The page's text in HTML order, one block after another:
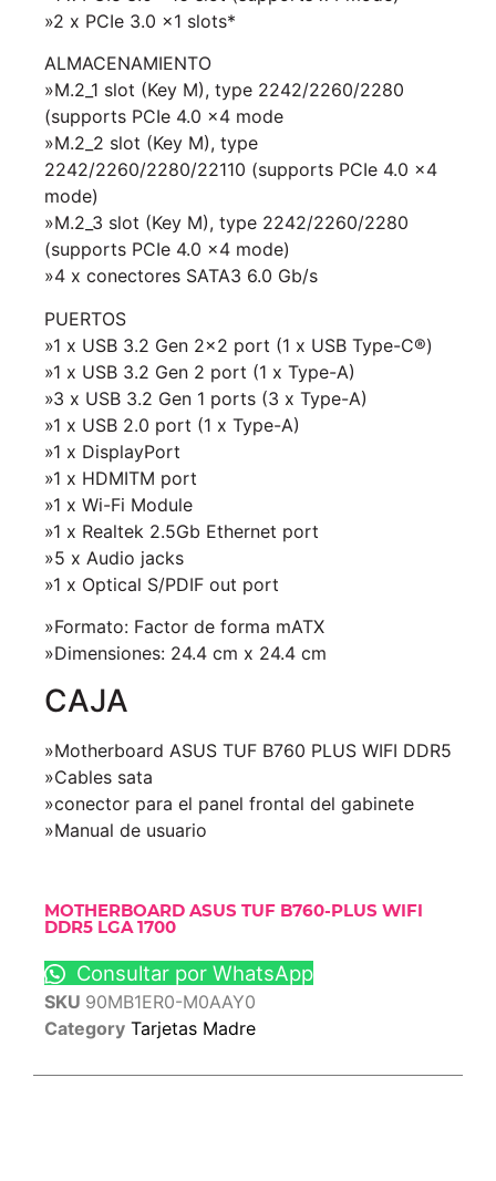
»2 x PCIe 3.0 x1 slots*
ALMACENAMIENTO
»M.2_1 slot (Key M), type 2242/2260/2280
(supports PCIe 4.0 x4 mode
»M.2_2 slot (Key M), type
2242/2260/2280/22110 (supports PCIe 4.0 x4
mode)
»M.2_3 slot (Key M), type 2242/2260/2280
(supports PCIe 4.0 x4 mode)
»4 x conectores SATA3 6.0 Gb/s
PUERTOS
»1 x USB 3.2 Gen 2×2 port (1 x USB Type-C®)
»1 x USB 3.2 Gen 2 port (1 x Type-A)
»3 x USB 3.2 Gen 1 ports (3 x Type-A)
»1 x USB 2.0 port (1 x Type-A)
»1 x DisplayPort
»1 x HDMITM port
»1 x Wi-Fi Module
»1 x Realtek 2.5Gb Ethernet port
»5 x Audio jacks
»1 x Optical S/PDIF out port
»Formato: Factor de forma mATX
»Dimensiones: 24.4 cm x 24.4 cm
CAJA
»Motherboard ASUS TUF B760 PLUS WIFI DDR5
»Cables sata
»conector para el panel frontal del gabinete
»Manual de usuario
MOTHERBOARD ASUS TUF B760-PLUS WIFI
DDR5 LGA 1700
Consultar por WhatsApp
SKU 90MB1ER0-M0AAY0
Category Tarjetas Madre